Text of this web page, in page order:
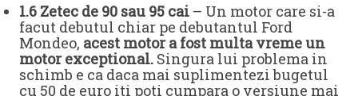
1.6 Zetec de 90 sau 95 cai – Un motor care si-a
facut debutul chiar pe debutantul Ford
Mondeo, acest motor a fost multa vreme un
motor exceptional. Singura lui problema in
schimb e ca daca mai suplimentezi bugetul
cu 50 de euro iti poti cumpara o versiune mai